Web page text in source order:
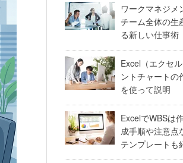
ワークマネジメ
チーム全体の生
る新しい仕事術
Excel（エクセ
ントチャートの
を使って説明
ExcelでWBSは
成手順や注意点
テンプレートも